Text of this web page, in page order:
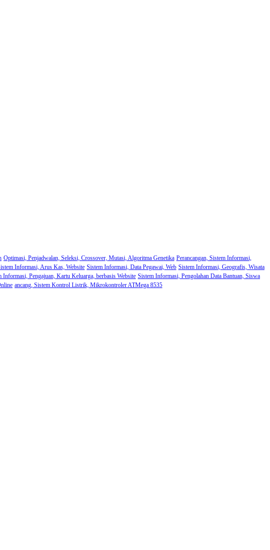
Optimasi, Penjadwalan, Seleksi, Crossover, Mutasi, Algoritma Genetika Perancangan, Sistem Informasi,
Informasi, Arus Kas, Website Sistem Informasi, Data Pegawai, Web Sistem Informasi, Geografis, Wisata
Informasi, Pengajuan, Kartu Keluarga, berbasis Website Sistem Informasi, Pengolahan Data Bantuan, Siswa
ancang, Sistem Kontrol Listrik, Mikrokontroler ATMega 8535